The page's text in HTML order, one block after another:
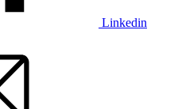
Linkedin